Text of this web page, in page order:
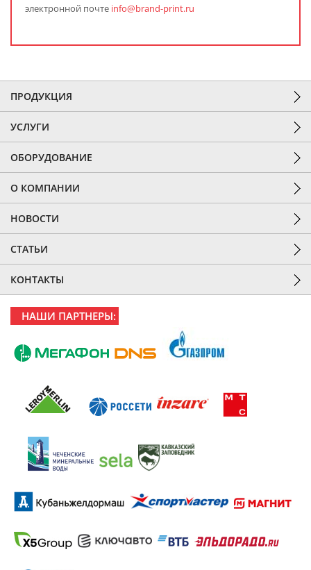
электронной почте info@brand-print.ru
ПРОДУКЦИЯ
УСЛУГИ
ОБОРУДОВАНИЕ
О КОМПАНИИ
НОВОСТИ
СТАТЬИ
КОНТАКТЫ
НАШИ ПАРТНЕРЫ: